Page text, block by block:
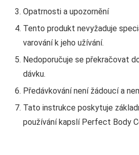
Opatrnosti a upozornění
Tento produkt nevyžaduje
varování k jeho užívání.
Nedoporučuje se překračovat
dávku.
Předávkování není žádoucí a
Tato instrukce poskytuje
používání kapslí Perfect Body